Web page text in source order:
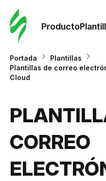
Producto
Portada
Plantillas
Plantillas de correo
Cloud
CORREO